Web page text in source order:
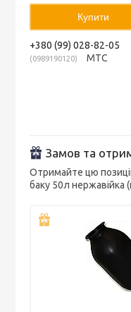
Купити
+380 (99) 028-82-05
0989190120 МТС
Замов та
Отримайте цю
баку 50л нержавійка